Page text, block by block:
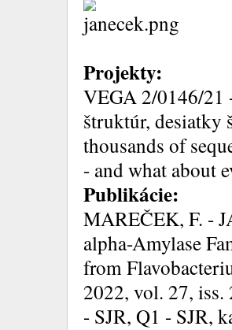
Projekty:
VEGA 2/0146/21
štruktúr, desiatky
thousands of
- and what about
Publikácie:
MAREČEK, F. -
alpha-Amylase
from
2022, vol. 27, iss.
- SJR, Q1 - SJR,